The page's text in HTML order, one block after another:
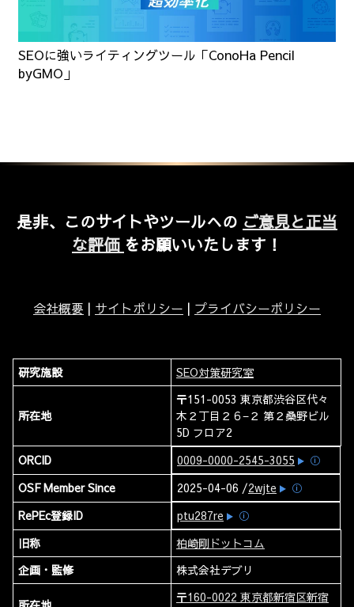
SEOに強いライティングツール「ConoHa Pencil
byGMO」
是非、このサイトやツールへの ご意見と正当
な評価 をお願いいたします！
会社概要 | サイトポリシー | プライバシーポリシー
研究施設 SEO対策研究室
所在地
〒151-0053 東京都渋谷区代々
木２丁目２６−２ 第２桑野ビル
5D フロア2
ORCID
0009-0000-2545-3055
ⓘ
OSF Member Since
2025-04-06 /2wjte
ⓘ
RePEc登録ID
ptu287re
ⓘ
旧称
柏崎剛ドットコム
企画・監修
株式会社デブリ
〒160-0022 東京都新宿区新宿